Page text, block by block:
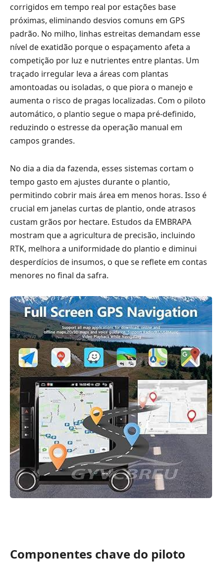
corrigidos em tempo real por estações base
próximas, eliminando desvios comuns em GPS
padrão. No milho, linhas estreitas demandam esse
nível de exatidão porque o espaçamento afeta a
competição por luz e nutrientes entre plantas. Um
traçado irregular leva a áreas com plantas
amontoadas ou isoladas, o que piora o manejo e
aumenta o risco de pragas localizadas. Com o piloto
automático, o plantio segue o mapa pré-definido,
reduzindo o estresse da operação manual em
campos grandes.
No dia a dia da fazenda, esses sistemas cortam o
tempo gasto em ajustes durante o plantio,
permitindo cobrir mais área em menos horas. Isso é
crucial em janelas curtas de plantio, onde atrasos
custam grãos por hectare. Estudos da EMBRAPA
mostram que a agricultura de precisão, incluindo
RTK, melhora a uniformidade do plantio e diminui
desperdícios de insumos, o que se reflete em contas
menores no final da safra.
Componentes chave do piloto